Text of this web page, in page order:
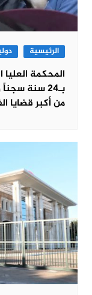
الرئيسية
المحكمة
من أكبر قضايا